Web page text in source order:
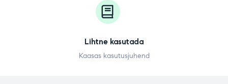
Lihtne kasutada
Kaasas kasutusjuhend